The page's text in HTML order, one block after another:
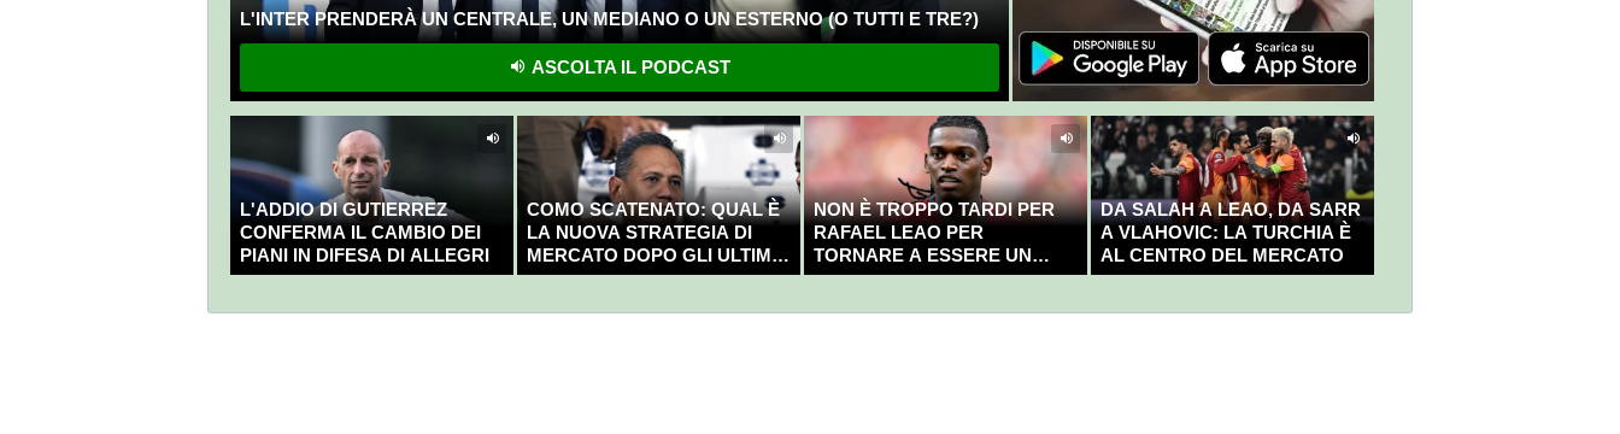
L'INTER PRENDERÀ UN CENTRALE, UN MEDIANO O UN ESTERNO (O TUTTI E TRE?)
ASCOLTA IL PODCAST
L'ADDIO DI GUTIERREZ
CONFERMA IL CAMBIO DEI
PIANI IN DIFESA DI ALLEGRI
COMO SCATENATO: QUAL È
LA NUOVA STRATEGIA DI
MERCATO DOPO GLI ULTIMI
COLPI?
NON È TROPPO TARDI PER
RAFAEL LEAO PER
TORNARE A ESSERE UN
CAMPIONE
DA SALAH A LEAO, DA SARR
A VLAHOVIC: LA TURCHIA È
AL CENTRO DEL MERCATO